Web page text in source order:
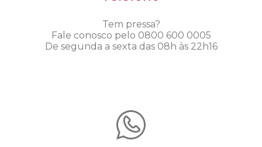
Tem pressa?
Fale conosco pelo 0800 600 0005
De segunda a sexta das 08h às 22h16